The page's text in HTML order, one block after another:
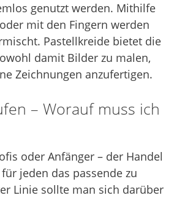
genutzt werden. Mithilfe
mit den Fingern werden
Pastellkreide bietet die
damit Bilder zu malen,
Zeichnungen anzufertigen.
– Worauf muss ich
oder Anfänger – der Handel
jeden das passende zu
Linie sollte man sich darüber